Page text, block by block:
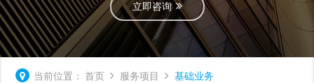
立即咨询
当前位置： 首页 服务项目 基础业务